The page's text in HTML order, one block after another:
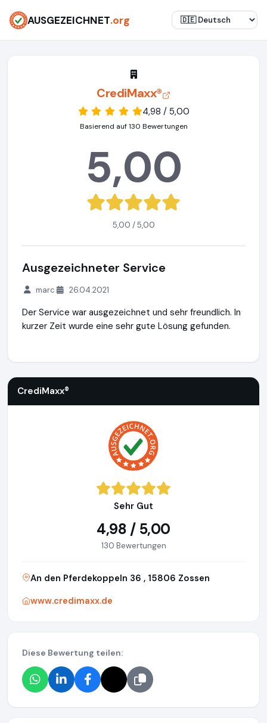
AUSGEZEICHNET.org
CrediMaxx®
4,98 / 5,00
Basierend auf 130 Bewertungen
5,00
5,00 / 5,00
Ausgezeichneter Service
marc 26.04.2021
Der Service war ausgezeichnet und sehr freundlich. In
kurzer Zeit wurde eine sehr gute Lösung gefunden.
CrediMaxx®
Sehr Gut
4,98 / 5,00
130 Bewertungen
An den Pferdekoppeln 36 , 15806 Zossen
www.credimaxx.de
Diese Bewertung teilen: